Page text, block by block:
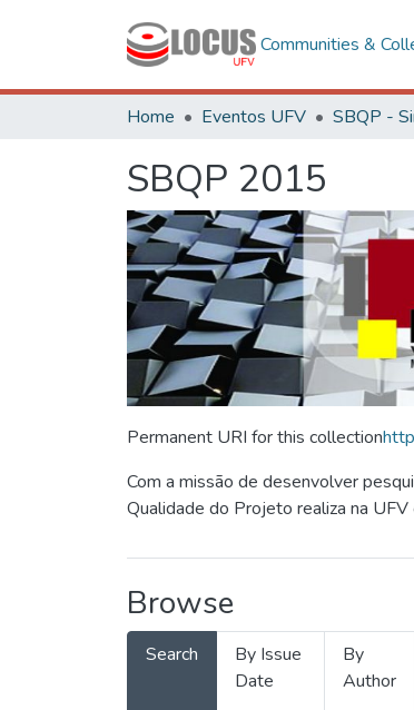
Communities &
Home Eventos UFV
SBQP 2015
Permanent URI for this collection
Com a missão de desenvolver
Qualidade do Projeto realiza na
Browse
Search
By Issue
Date
By
Author